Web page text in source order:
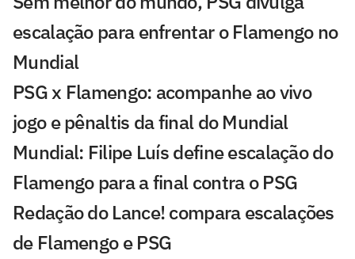
escalação para enfrentar o Flamengo no
Mundial
PSG x Flamengo: acompanhe ao vivo
jogo e pênaltis da final do Mundial
Mundial: Filipe Luís define escalação do
Flamengo para a final contra o PSG
Redação do Lance! compara escalações
de Flamengo e PSG